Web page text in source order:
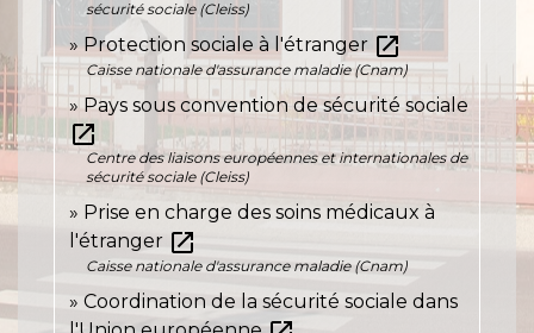
sécurité sociale (Cleiss)
Protection sociale à l'étranger open_in_new
Caisse nationale d'assurance maladie (Cnam)
Pays sous convention de sécurité sociale
open_in_new
Centre des liaisons européennes et internationales de
sécurité sociale (Cleiss)
Prise en charge des soins médicaux à
l'étranger open_in_new
Caisse nationale d'assurance maladie (Cnam)
Coordination de la sécurité sociale dans